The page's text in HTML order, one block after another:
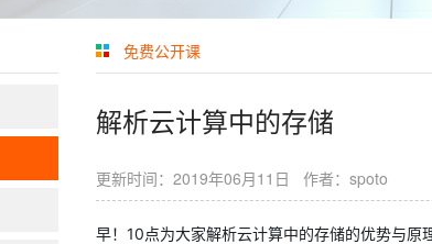
免费公开课
解析云计算中的存储
更新时间：2019年06月11日 作者：spoto
早！10点为大家解析云计算中的存储的优势与原